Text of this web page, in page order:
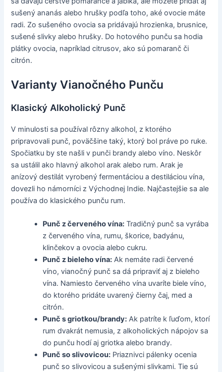
sušený ananás alebo hrušky podľa toho, aké ovocie máte
radi. Zo sušeného ovocia sa pridávajú hrozienka, brusnice,
sušené slivky alebo hrušky. Do hotového punču sa hodia
plátky ovocia, napríklad citrusov, ako sú pomaranč či
citrón.
Varianty Vianočného Punču
Klasický Alkoholický Punč
V minulosti sa používal rôzny alkohol, z ktorého
pripravovali punč, poväčšine taký, ktorý bol práve po ruke.
Spočiatku by ste našli v punči brandy alebo víno. Neskôr
sa ustálil ako hlavný alkohol arak alebo rum. Arak je
anízový destilát vyrobený fermentáciou a destiláciou vína,
dovezli ho námorníci z Východnej Indie. Najčastejšie sa ale
používa do klasického punču rum.
Punč z červeného vína: Tradičný punč sa vyrába
z červeného vína, rumu, škorice, badyánu,
klinčekov a ovocia alebo cukru.
Punč z bieleho vína: Ak nemáte radi červené
víno, vianočný punč sa dá pripraviť aj z bieleho
vína. Namiesto červeného vína uvaríte biele víno,
do ktorého pridáte uvarený čierny čaj, med a
citrón.
Punč s griotkou/brandy: Ak patríte k ľuďom, ktorí
rum dvakrát nemusia, z alkoholických nápojov sa
do punču hodí aj griotka alebo brandy.
Punč so slivovicou: Priaznivci pálenky ocenia
punč so slivovicou a sušenými slivkami. Tie sú